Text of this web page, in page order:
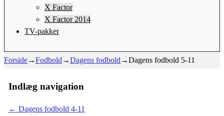
X Factor
X Factor 2014
TV-pakker
Forside→Fodbold →Dagens fodbold →Dagens fodbold 5-11
Indlæg navigation
← Dagens fodbold 4-11